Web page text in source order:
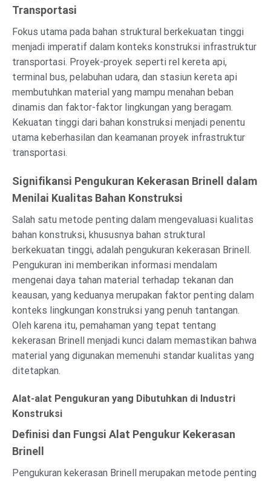
Transportasi
Fokus utama pada bahan struktural berkekuatan tinggi
menjadi imperatif dalam konteks konstruksi infrastruktur
transportasi. Proyek-proyek seperti rel kereta api,
terminal bus, pelabuhan udara, dan stasiun kereta api
membutuhkan material yang mampu menahan beban
dinamis dan faktor-faktor lingkungan yang beragam.
Kekuatan tinggi dari bahan konstruksi menjadi penentu
utama keberhasilan dan keamanan proyek infrastruktur
transportasi.
Signifikansi Pengukuran Kekerasan Brinell dalam
Menilai Kualitas Bahan Konstruksi
Salah satu metode penting dalam mengevaluasi kualitas
bahan konstruksi, khususnya bahan struktural
berkekuatan tinggi, adalah pengukuran kekerasan Brinell.
Pengukuran ini memberikan informasi mendalam
mengenai daya tahan material terhadap tekanan dan
keausan, yang keduanya merupakan faktor penting dalam
konteks lingkungan konstruksi yang penuh tantangan.
Oleh karena itu, pemahaman yang tepat tentang
kekerasan Brinell menjadi kunci dalam memastikan bahwa
material yang digunakan memenuhi standar kualitas yang
ditetapkan.
Alat-alat Pengukuran yang Dibutuhkan di Industri
Konstruksi
Definisi dan Fungsi Alat Pengukur Kekerasan
Brinell
Pengukuran kekerasan Brinell merupakan metode penting